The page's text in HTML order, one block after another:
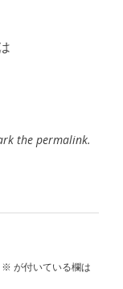
the permalink.
※ が付いている欄は